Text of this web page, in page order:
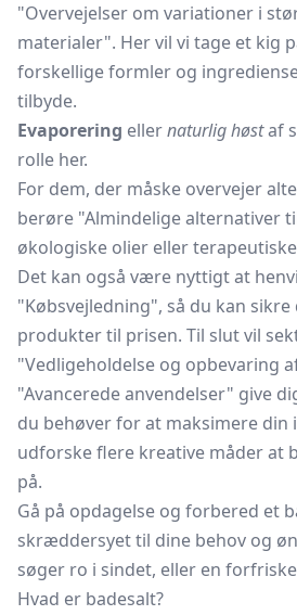
"Overvejelser om variationer i
materialer". Her vil vi tage et kig
forskellige formler og
tilbyde.
Evaporering ellernaturlig høstaf
rolle her.
For dem, der måske overvejer
berøre "Almindelige alternativer
økologiske olier eller
Det kan også være nyttigt at
"Købsvejledning", så du kan
produkter til prisen. Til slut vil
"Vedligeholdelse og opbevaring
"Avancerede anvendelser" give
du behøver for at maksimere din
udforske flere kreative måder at
på.
Gå på opdagelse og forbered et
skræddersyet til dine behov og
søger ro i sindet, eller en
Hvad er badesalt?